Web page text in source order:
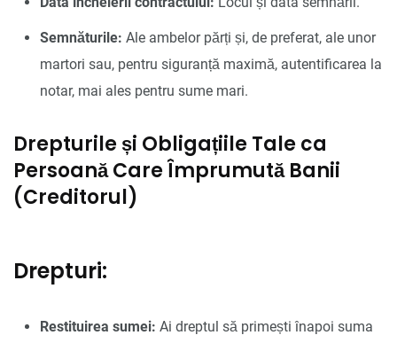
Semnăturile: Ale ambelor părți și, de preferat, ale unor
martori sau, pentru siguranță maximă, autentificarea la
notar, mai ales pentru sume mari.
Drepturile și Obligațiile Tale ca
Persoană Care Împrumută Banii
(Creditorul)
Drepturi:
Restituirea sumei: Ai dreptul să primești înapoi suma